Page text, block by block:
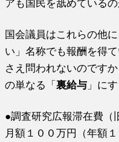
アも国民を舐めているの
国会議員はこれらの他
い」名称でも報酬を得
さえ問われないのです
の単なる「裏給与 」に
●調査研究広報滞在費（
月額１００万円（年額